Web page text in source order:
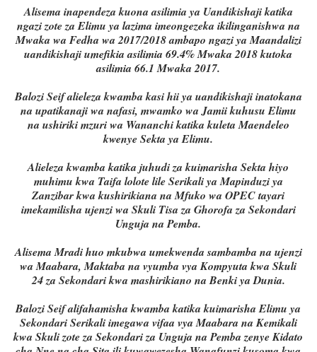
Alisema inapendeza kuona asilimia ya Uandikishaji katika
ngazi zote za Elimu ya lazima imeongezeka ikilinganishwa na
Mwaka wa Fedha wa 2017/2018 ambapo ngazi ya Maandalizi
uandikishaji umefikia asilimia 69.4% Mwaka 2018 kutoka
asilimia 66.1 Mwaka 2017.
Balozi Seif alieleza kwamba kasi hii ya uandikishaji inatokana
na upatikanaji wa nafasi, mwamko wa Jamii kuhusu Elimu
na ushiriki mzuri wa Wananchi katika kuleta Maendeleo
kwenye Sekta ya Elimu.
Alieleza kwamba katika juhudi za kuimarisha Sekta hiyo
muhimu kwa Taifa lolote lile Serikali ya Mapinduzi ya
Zanzibar kwa kushirikiana na Mfuko wa OPEC tayari
imekamilisha ujenzi wa Skuli Tisa za Ghorofa za Sekondari
Unguja na Pemba.
Alisema Mradi huo mkubwa umekwenda sambamba na ujenzi
wa Maabara, Maktaba na vyumba vya Kompyuta kwa Skuli
24 za Sekondari kwa mashirikiano na Benki ya Dunia.
Balozi Seif alifahamisha kwamba katika kuimarisha Elimu ya
Sekondari Serikali imegawa vifaa vya Maabara na Kemikali
kwa Skuli zote za Sekondari za Unguja na Pemba zenye Kidato